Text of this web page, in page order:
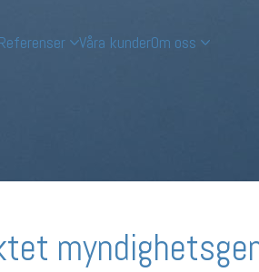
Referenser Våra kunderOm oss